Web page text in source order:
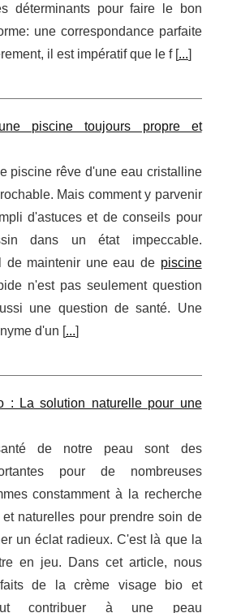
déterminants pour faire le bon
une correspondance parfaite
il est impératif que le f [...]
piscine toujours propre et
piscine rêve d'une eau cristalline
Mais comment y parvenir
d'astuces et de conseils pour
dans un état impeccable.
de maintenir une eau de piscine
n'est pas seulement question
une question de santé. Une
d'un [...]
: La solution naturelle pour une
de notre peau sont des
pour de nombreuses
constamment à la recherche
naturelles pour prendre soin de
un éclat radieux. C'est là que la
en jeu. Dans cet article, nous
de la crème visage bio et
contribuer à une peau